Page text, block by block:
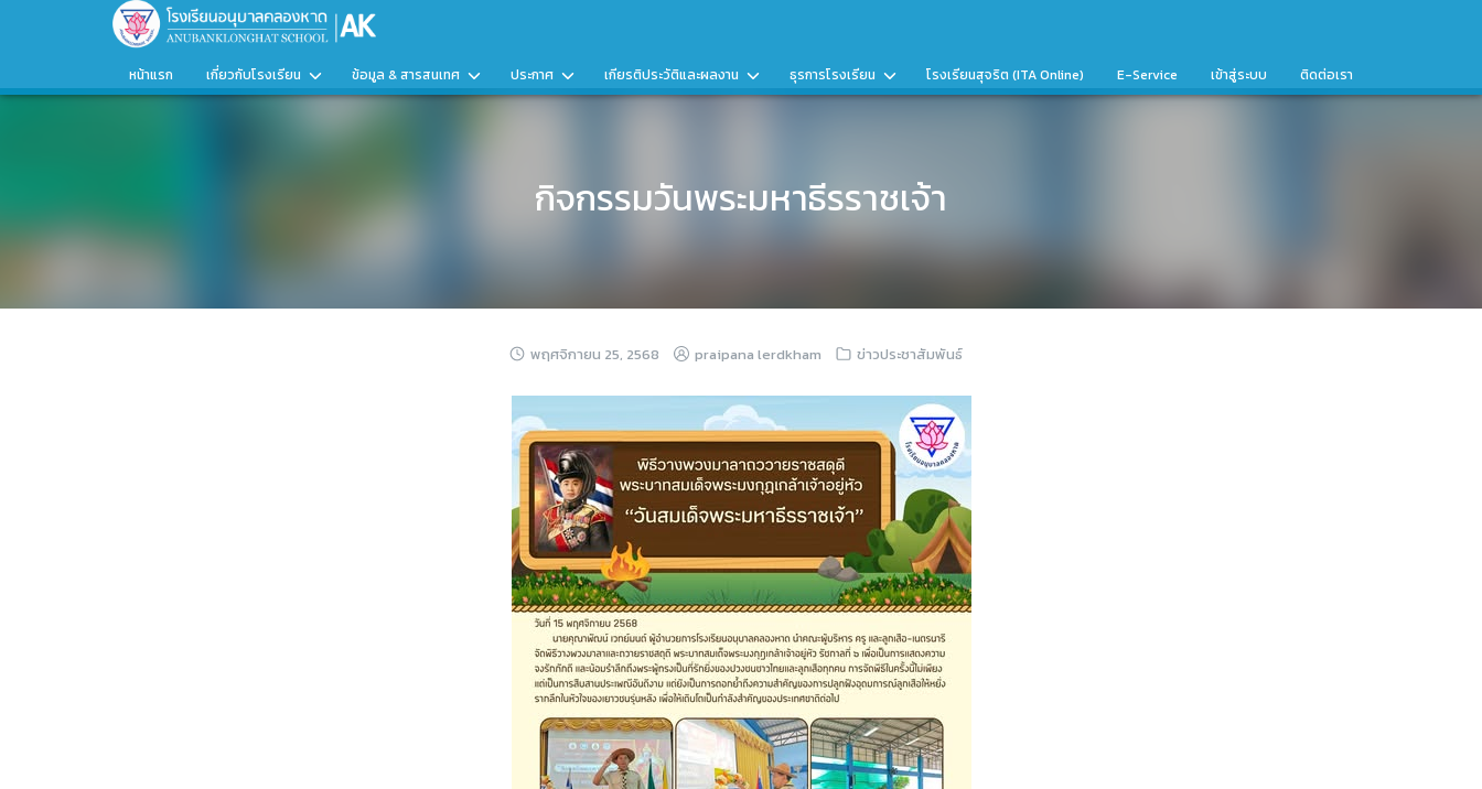
หน้าแรก เกี่ยวกับโรงเรียน ข้อมูล & สารสนเทศ ประกาศ เกียรติประวัติและผลงาน ธุรการโรงเรียน โรงเรียนสุจริต (ITA Online) E-Service เข้าสู่ระบบ ติดต่อเรา
กิจกรรมวันพระมหาธีรราชเจ้า
พฤศจิกายน 25, 2568 praipana lerdkham ข่าวประชาสัมพันธ์